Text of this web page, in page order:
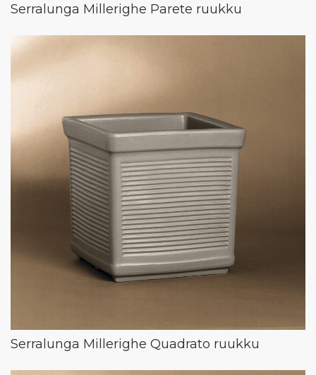
Serralunga Millerighe Parete ruukku
Serralunga Millerighe Quadrato ruukku